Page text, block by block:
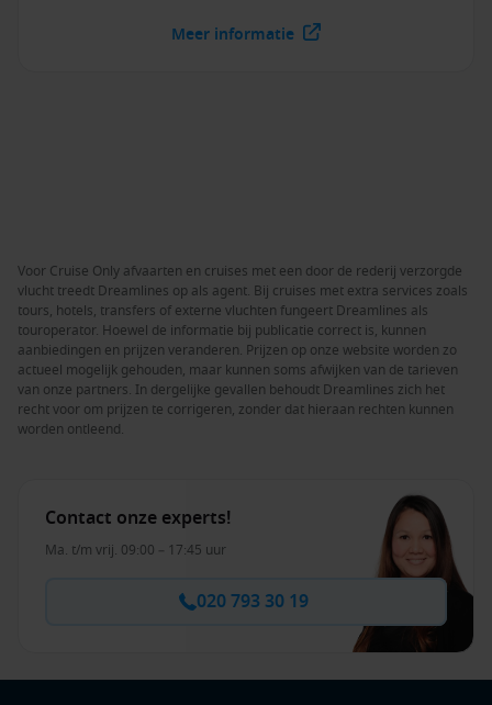
Meer informatie
Voor Cruise Only afvaarten en cruises met een door de rederij verzorgde
vlucht treedt Dreamlines op als agent. Bij cruises met extra services zoals
tours, hotels, transfers of externe vluchten fungeert Dreamlines als
touroperator. Hoewel de informatie bij publicatie correct is, kunnen
aanbiedingen en prijzen veranderen. Prijzen op onze website worden zo
actueel mogelijk gehouden, maar kunnen soms afwijken van de tarieven
van onze partners. In dergelijke gevallen behoudt Dreamlines zich het
recht voor om prijzen te corrigeren, zonder dat hieraan rechten kunnen
worden ontleend.
Contact onze experts!
Ma. t/m vrij. 09:00 – 17:45 uur
020 793 30 19